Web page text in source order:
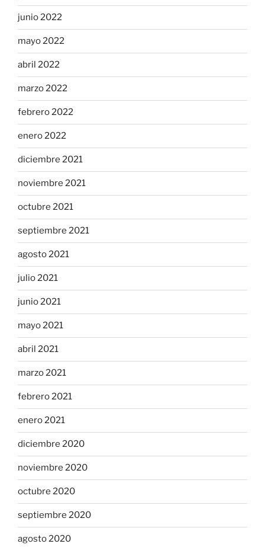
junio 2022
mayo 2022
abril 2022
marzo 2022
febrero 2022
enero 2022
diciembre 2021
noviembre 2021
octubre 2021
septiembre 2021
agosto 2021
julio 2021
junio 2021
mayo 2021
abril 2021
marzo 2021
febrero 2021
enero 2021
diciembre 2020
noviembre 2020
octubre 2020
septiembre 2020
agosto 2020